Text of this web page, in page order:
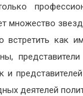
множество
как
представители
и
деятелей